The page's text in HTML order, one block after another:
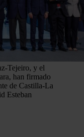
Tejeiro, y el
han firmado
de Castilla-La
Esteban